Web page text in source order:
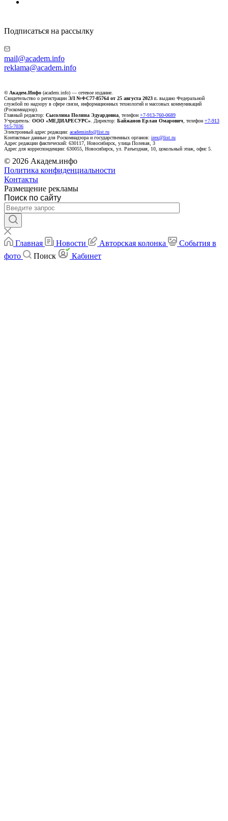
Подписаться на рассылку
mail@academ.info
reklama@academ.info
© Академ.Инфо (academ.info) — сетевое издание.
Свидетельство о регистрации ЭЛ №ФС77-85764 от 25 августа 2023 г. выдано Федеральной
службой по надзору в сфере связи, информационных технологий и массовых коммуникаций
(Роскомнадзор).
Главный редактор: Сысолина Полина Эдуардовна , телефон +7-913-760-0689
Учредитель: ООО «МЕДИАРЕСУРС» . Директор: Байжанов Ерлан Омарович , телефон +7-913
915-7036
Электронный адрес редакции: academinfo@list.ru
Контактные данные для Роскомнадзора и государственных органов: irex@list.ru
Адрес редакции фактический: 630117, Новосибирск, улица Полевая, 3
Адрес для корреспонденции: 630055, Новосибирск, ул. Разъездная, 10, цокольный этаж, офис 5.
© 2026 Академ.инфо
Политика конфиденциальности
Контакты
Размещение рекламы
Поиск по сайту
Главная Новости Авторская колонка
События в
фото
Поиск Кабинет